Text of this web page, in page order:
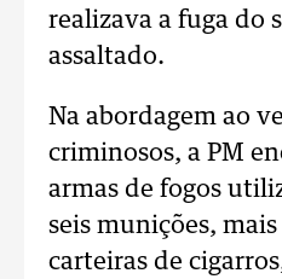
realizava a fuga do
assaltado.
Na abordagem ao
criminosos, a PM
armas de fogos
seis munições,
carteiras de